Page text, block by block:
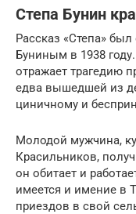
Степа Бунин
Рассказ «Степа»
Буниным в 1938
отражает трагедию
едва вышедшей из
циничному и
Молодой мужчина,
Красильников,
он обитает и
имеется и имение в
приездов в свой